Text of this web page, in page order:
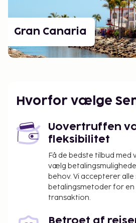
Gran Canaria
Hvorfor vælge
Uovertruffen
fleksibilitet
Få de bedste tilbud med
vælg
behov. Vi accepterer
betalingsmetoder for en
transaktion.